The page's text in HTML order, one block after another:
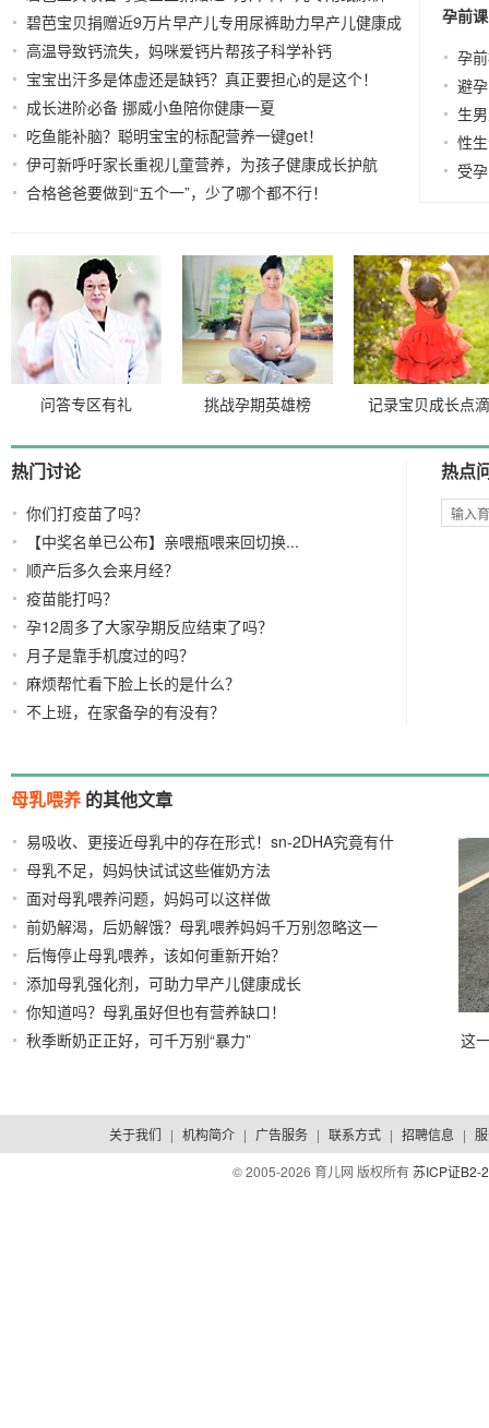
2022-11-18
碧芭宝贝捐赠近9万片早产儿专用尿裤助力早产儿健康成
长
2022-11-17
高温导致钙流失，妈咪爱钙片帮孩子科学补钙
20
宝宝出汗多是体虚还是缺钙？真正要担心的是这个！
2021-08-23
成长进阶必备 挪威小鱼陪你健康一夏
吃鱼能补脑？聪明宝宝的标配营养一键get！
伊可新呼吁家长重视儿童营养，为孩子健康成长护航
2022-12-07
合格爸爸要做到“五个一”，少了哪个都不行！
孕前
孕
避孕
生
性
受孕
问答专区有礼 挑战孕期英雄榜 记录宝贝成长点滴
热门讨论
你们打疫苗了吗？
【中奖名单已公布】亲喂瓶喂来回切换...
顺产后多久会来月经？
疫苗能打吗？
孕12周多了大家孕期反应结束了吗？
月子是靠手机度过的吗？
麻烦帮忙看下脸上长的是什么？
不上班，在家备孕的有没有？
热点
母乳喂养的其他文章
易吸收、更接近母乳中的存在形式！sn-2DHA究竟有什
么来头？？
2022/03/03
母乳不足，妈妈快试试这些催奶方法
面对母乳喂养问题，妈妈可以这样做
前奶解渴，后奶解饿？母乳喂养妈妈千万别忽略这一
点！
2021/01/20
后悔停止母乳喂养，该如何重新开始？
添加母乳强化剂，可助力早产儿健康成长
你知道吗？母乳虽好但也有营养缺口！
秋季断奶正正好，可千万别“暴力” 这
关于我们 | 机构简介 | 广告服务 | 联系方式 | 招聘信息 |
© 2005-2026 育儿网 版权所有苏ICP证B2-